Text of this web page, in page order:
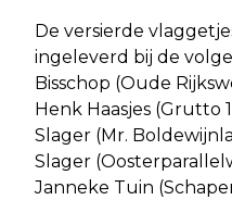
De versierde
ingeleverd bij de
Bisschop (Oude
Henk Haasjes (Grutto
Slager (Mr.
Slager
Janneke Tuin